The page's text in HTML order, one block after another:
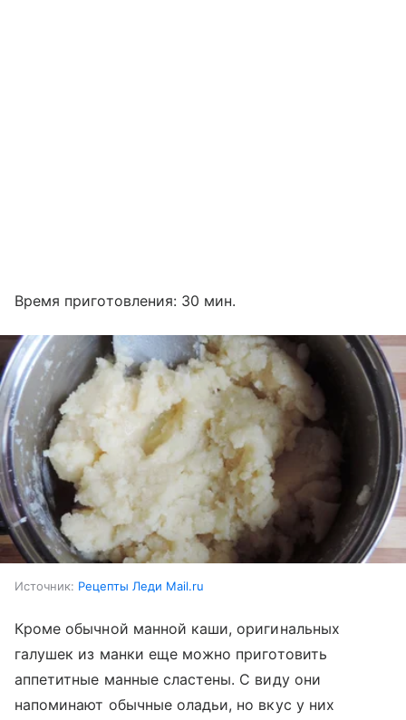
Время приготовления: 30 мин.
Источник: Рецепты Леди Mail.ru
Кроме обычной манной каши, оригинальных
галушек из манки еще можно приготовить
аппетитные манные сластены. С виду они
напоминают обычные оладьи, но вкус у них